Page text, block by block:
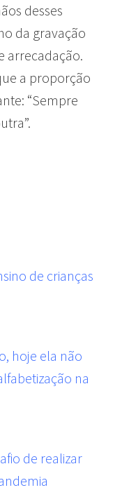
desses
da gravação
arrecadação.
a proporção
“Sempre
de crianças
hoje ela não
na
de realizar